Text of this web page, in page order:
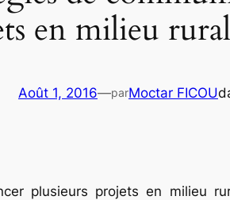
en milieu rural
Août 1, 2016—parMoctar FICOU
plusieurs projets en milieu